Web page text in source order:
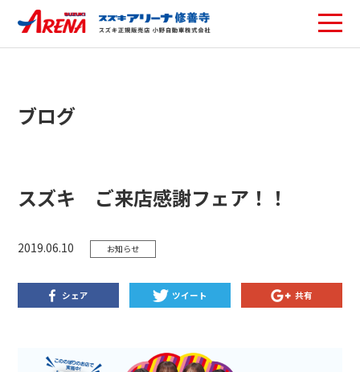
ブログ
スズキ ご来店感謝フェア！！
2019.06.10 お知らせ
シェア ツイート 共有